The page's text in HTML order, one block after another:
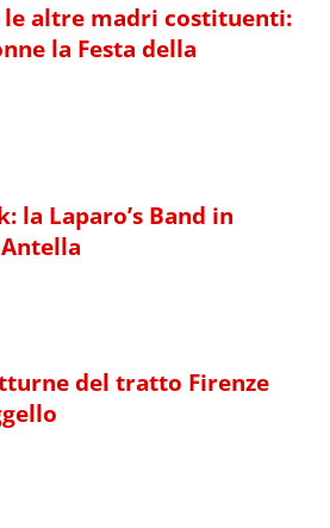
le altre madri costituenti:
la Festa della
la Laparo’s Band in
del tratto Firenze